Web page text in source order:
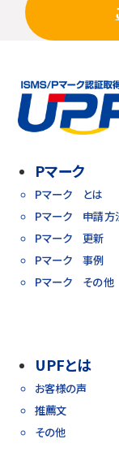
Pマーク
Pマーク とは
Pマーク 申請方
Pマーク 更新
Pマーク 事例
Pマーク その他
UPFとは
お客様の声
推薦文
その他